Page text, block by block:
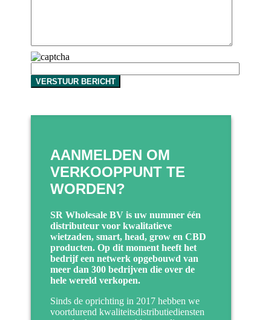
AANMELDEN OM
VERKOOPPUNT TE
WORDEN?
SR Wholesale BV is uw nummer één
distributeur voor kwalitatieve
wietzaden, smart, head, grow en CBD
producten. Op dit moment heeft het
bedrijf een netwerk opgebouwd van
meer dan 300 bedrijven die over de
hele wereld verkopen.
Sinds de oprichting in 2017 hebben we
voortdurend kwaliteitsdistributiediensten